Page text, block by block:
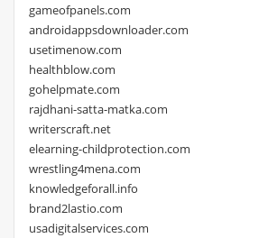
gameofpanels.com
androidappsdownloader.com
usetimenow.com
healthblow.com
gohelpmate.com
rajdhani-satta-matka.com
writerscraft.net
elearning-childprotection.com
wrestling4mena.com
knowledgeforall.info
brand2lastio.com
usadigitalservices.com